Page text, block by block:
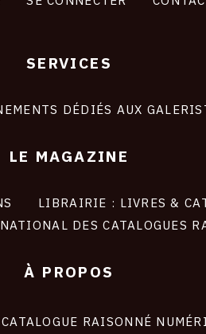
SERVICES
DÉDIÉS AUX
LE MAGAZINE
LIBRAIRIE : LIVRES &
DES CATALOGUES
À PROPOS
RAISONNÉ